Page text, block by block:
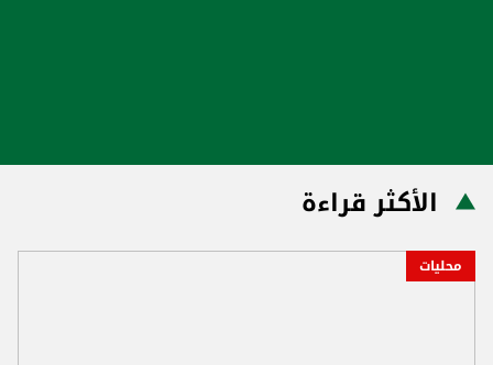
الأكثر قراءة
محليات